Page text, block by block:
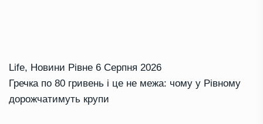
Life, Новини Рівне 6 Серпня 2026
Гречка по 80 гривень і це не межа: чому у Рівному
дорожчатимуть крупи